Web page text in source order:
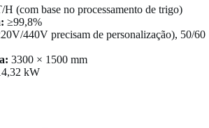
H (com base no processamento de trigo)
≥99,8%
440V precisam de personalização), 50/60
3300 × 1500 mm
kW